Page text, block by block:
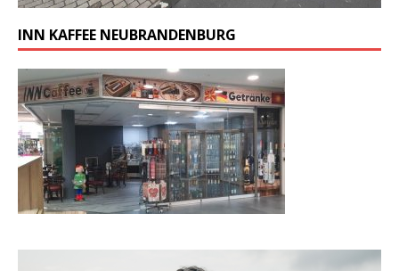
INN KAFFEE NEUBRANDENBURG